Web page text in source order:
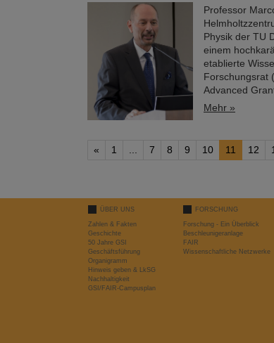
Professor
Physik der TU
einem
etablierte
Forschungsrat
Advanced
Mehr »
« 1 7 8 9 10 11 12
ÜBER UNS
Zahlen & Fakten
Geschichte
50 Jahre GSI
Geschäftsführung
Organigramm
Hinweis geben & LkSG
Nachhaltigkeit
GSI/FAIR-Campusplan
FORSCHUNG
Forschung - Ein Überblick
Beschleunigeranlage
FAIR
Wissenschaftliche Netzwerke